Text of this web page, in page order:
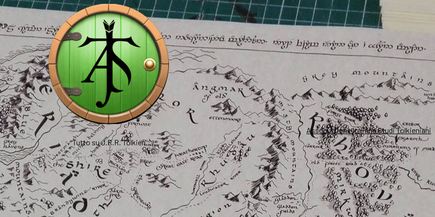
Associazione Italiana Studi Tolkieniani
Tutto su J.R.R. Tolkien